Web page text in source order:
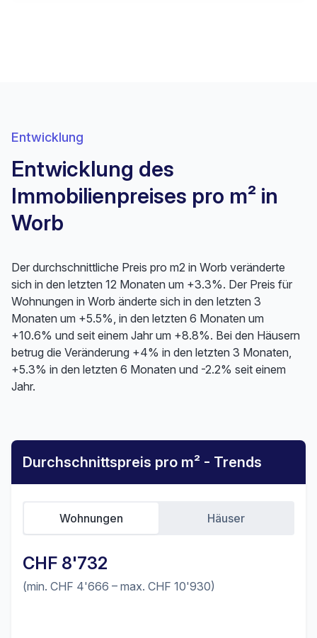
Entwicklung
Entwicklung des
Immobilienpreises pro m² in
Worb
Der durchschnittliche Preis pro m2 in Worb veränderte
sich in den letzten 12 Monaten um +3.3%. Der Preis für
Wohnungen in Worb änderte sich in den letzten 3
Monaten um +5.5%, in den letzten 6 Monaten um
+10.6% und seit einem Jahr um +8.8%. Bei den Häusern
betrug die Veränderung +4% in den letzten 3 Monaten,
+5.3% in den letzten 6 Monaten und -2.2% seit einem
Jahr.
Durchschnittspreis pro m² - Trends
CHF 8'732
(min. CHF 4'666 – max. CHF 10'930)
Wohnungen Häuser